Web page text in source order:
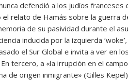
defendió a los judíos franceses
el relato de Hamás sobre la guerra
de su pasividad durante el
inducida por la izquierda
el Sur Global e invita a ver en
tercero, a «la irrupción en el
de origen inmigrante» (Gilles